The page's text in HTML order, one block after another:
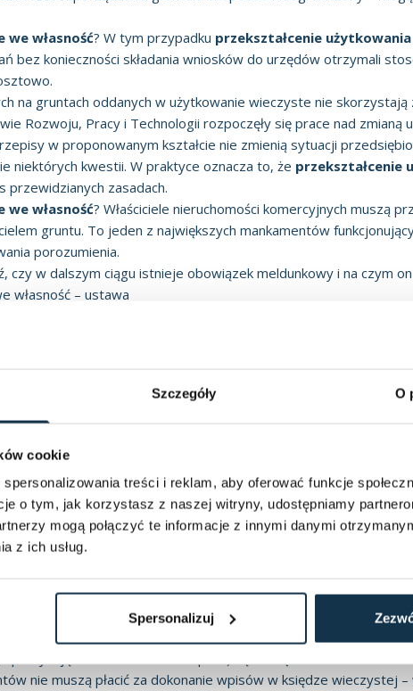
Szczegóły O
cookie
treści i reklam, aby oferować funkcje
o tym, jak korzystasz z naszej witryny, udostępniamy
mogą połączyć te informacje z innymi danymi
z ich usług.
Spersonalizuj
własność? W tym przypadku przekształcenie
bez konieczności składania wniosków do urzędów otrzymali
na gruntach oddanych w użytkowanie wieczyste nie
Rozwoju, Pracy i Technologii rozpoczęły się prace nad zmianą
w proponowanym kształcie nie zmienią sytuacji
niektórych kwestii. W praktyce oznacza to, że przekształcenie
przewidzianych zasadach.
własność? Właściciele nieruchomości komercyjnych muszą
gruntu. To jeden z największych mankamentów
porozumienia.
czy w dalszym ciągu istnieje obowiązek meldunkowy i na czym
własność – ustawa
mieszkaniowe
prawa użytkowania wieczystego gruntów zabudowanych na
mieszkaniowe
jednorodzinnymi lub mieszkalnymi wielorodzinnymi (w
gospodarczymi, garażami i innymi obiektami
o przekształceniu użytkowania wieczystego we własność
np. na terenie portów.
własności gruntu w księdze wieczystej oraz ewidencji
wieczystego we własność. Do wydawania tych
oraz wójt, burmistrz lub prezydent miasta (gdy grunt należy
terminy, w jakich
zaświadczenie o przekształceniu
od dnia przekształcenia, z kolei na wniosek właściciela
gruntu w księdze wieczystej
o opłatę w księgach wieczystych sąd dokonuje z urzędu.
nie muszą płacić za dokonanie wpisów w księdze wieczystej